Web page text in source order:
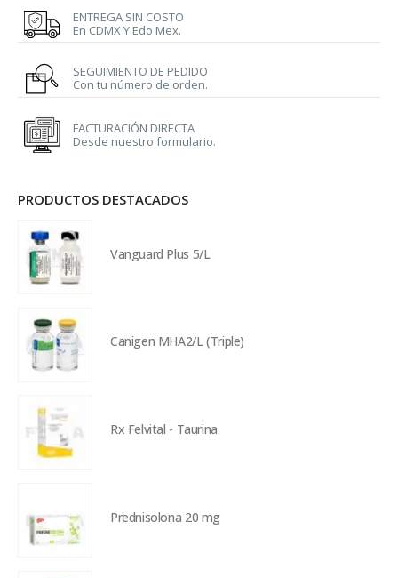
ENTREGA SIN COSTO
En CDMX Y Edo Mex.
SEGUIMIENTO DE PEDIDO
Con tu número de orden.
FACTURACIÓN DIRECTA
Desde nuestro formulario.
PRODUCTOS DESTACADOS
Vanguard Plus 5/L
Canigen MHA2/L (Triple)
Rx Felvital - Taurina
Prednisolona 20 mg